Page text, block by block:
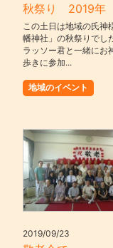
秋祭り 2019年
この土日は地域の氏神
幡神社」の秋祭りでし
ラッソー君と一緒にお
歩きに参加...
地域のイベント
2019/09/23